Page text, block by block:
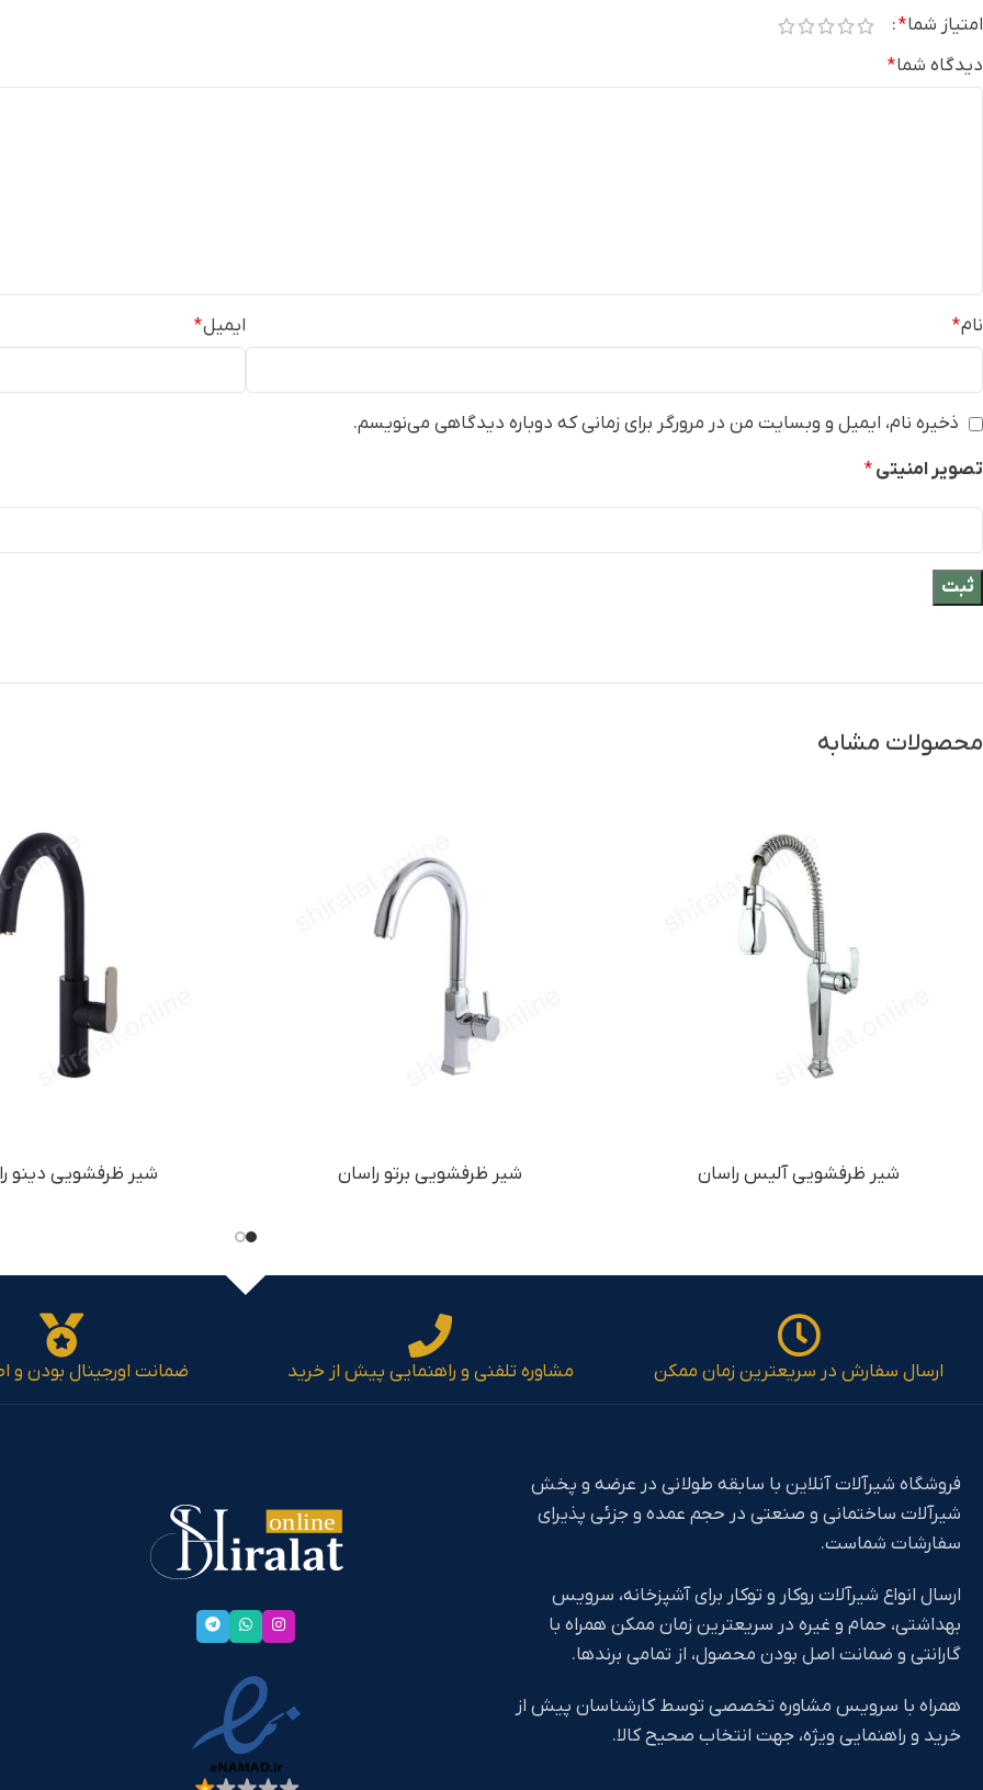
امتیاز شما*
دیدگاه شما*
نام* ایمیل*
ذخیره نام، ایمیل و وبسایت من در مرورگر برای زمانی که دوباره دیدگاهی می‌نویسم.
تصویر امنیتی *
محصولات مشابه
شیر ظرفشویی آلیس راسان شیر ظرفشویی برتو راسان شیر ظرفشویی دینو
ارسال سفارش در سریعترین زمان ممکن مشاوره تلفنی و راهنمایی پیش از خرید ضمانت اورجینال بودن و
فروشگاه شیرآلات آنلاین با سابقه طولانی در عرضه و پخش
شیرآلات ساختمانی و صنعتی در حجم عمده و جزئی پذیرای
سفارشات شماست.
ارسال انواع شیرآلات روکار و توکار برای آشپزخانه، سرویس
بهداشتی، حمام و غیره در سریعترین زمان ممکن همراه با
گارانتی و ضمانت اصل بودن محصول، از تمامی برندها.
همراه با سرویس مشاوره تخصصی توسط کارشناسان پیش از
خرید و راهنمایی ویژه، جهت انتخاب صحیح کالا.